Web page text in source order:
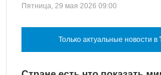
Пятница, 29 мая 2026 09:00
Только актуальные новости в